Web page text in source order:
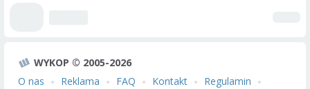
WYKOP © 2005-2026
O nas
Reklama FAQ Kontakt
Regulamin